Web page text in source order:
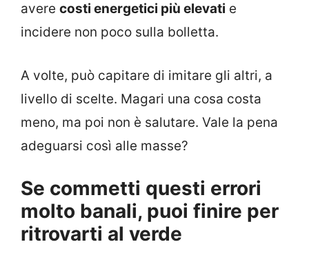
avere costi energetici più elevati e
incidere non poco sulla bolletta.
A volte, può capitare di imitare gli altri, a
livello di scelte. Magari una cosa costa
meno, ma poi non è salutare. Vale la pena
adeguarsi così alle masse?
Se commetti questi errori
molto banali, puoi finire per
ritrovarti al verde